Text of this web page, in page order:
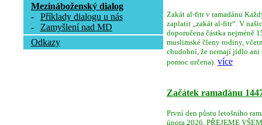
Mezináboženský dialog
-
Příklady dialogu u nás
-
Zamyšlení nad MD
Odkazy
Zakát al-fitr v ramadánu
zaplatit „zakát al-fitr“. V
doporučena částka nejméně
muslimské členy rodiny,
chudobní, že nemají jídlo ani
pomoc určena). více
Začátek ramadánu
První den půstu letošního
února 2026. PŘEJEME